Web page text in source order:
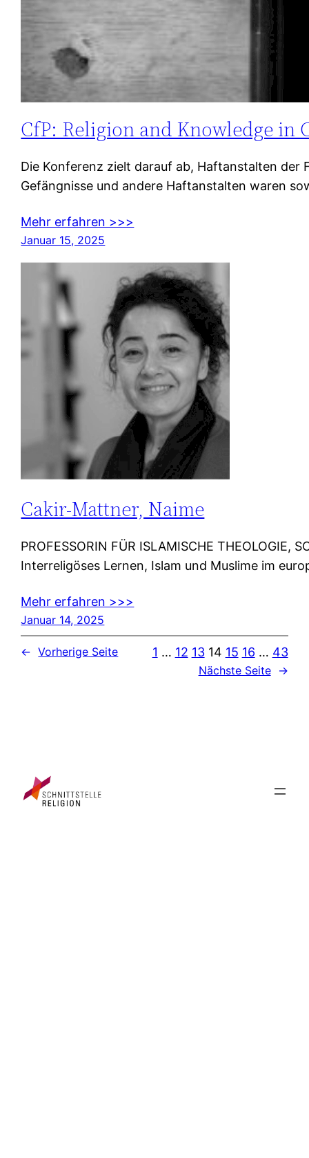
CfP: Religion and Knowledge in
Die Konferenz zielt darauf ab, Haftanstalten der
Gefängnisse und andere Haftanstalten waren
Mehr erfahren >>>
Januar 15, 2025
Cakir-Mattner, Naime
PROFESSORIN FÜR ISLAMISCHE
Interreligöses Lernen, Islam und Muslime im
Mehr erfahren >>>
Januar 14, 2025
← Vorherige Seite 1 … 12 13 14 15 16 … 43
Nächste Seite →